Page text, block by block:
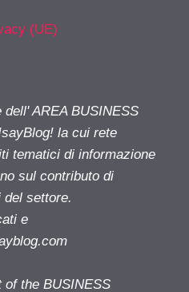
(UE)
AREA BUSINESS
la cui rete
tematici di informazione
sul contributo di
del settore.
e
the BUSINESS